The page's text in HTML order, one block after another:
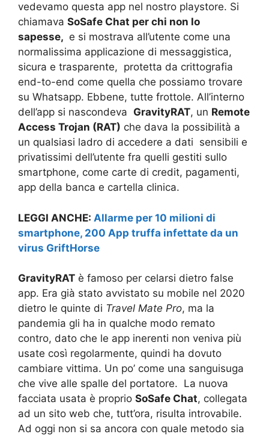
vedevamo questa app nel nostro playstore. Si
chiamava SoSafe Chat per chi non lo
sapesse, e si mostrava all’utente come una
normalissima applicazione di messaggistica,
sicura e trasparente, protetta da crittografia
end-to-end come quella che possiamo trovare
su Whatsapp. Ebbene, tutte frottole. All’interno
dell’app si nascondeva GravityRAT, un Remote
Access Trojan (RAT) che dava la possibilità a
un qualsiasi ladro di accedere a dati sensibili e
privatissimi dell’utente fra quelli gestiti sullo
smartphone, come carte di credit, pagamenti,
app della banca e cartella clinica.
LEGGI ANCHE: Allarme per 10 milioni di
smartphone, 200 App truffa infettate da un
virus GriftHorse
GravityRAT è famoso per celarsi dietro false
app. Era già stato avvistato su mobile nel 2020
dietro le quinte di Travel Mate Pro, ma la
pandemia gli ha in qualche modo remato
contro, dato che le app inerenti non veniva più
usate così regolarmente, quindi ha dovuto
cambiare vittima. Un po’ come una sanguisuga
che vive alle spalle del portatore. La nuova
facciata usata è proprio SoSafe Chat, collegata
ad un sito web che, tutt’ora, risulta introvabile.
Ad oggi non si sa ancora con quale metodo sia